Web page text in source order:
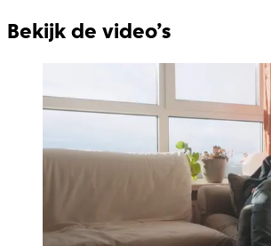
Bekijk de video’s